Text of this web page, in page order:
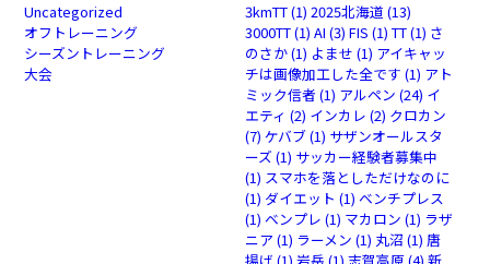
Uncategorized
オフトレーニング
シーズントレーニング
大会
3kmTT(1) 2025北海道 (13)
3000TT(1) AI (3) FIS (1) TT(1) さ
のさか(1) よませ (1) アイキャッ
チは画像加工した全です (1) アト
ミック信者 (1) アルペン (24) イ
エティ (2) インカレ (2) クロカン
(7) ケバブ(1) サザンオールスタ
ーズ (1) サッカー経験者募集中
(1) スマホを落としただけなのに
(1) ダイエット (1) ベンチプレス
(1) ベンプレ (1) マカロン (1) ラザ
ニア (1) ラーメン (1) 丸沼 (1) 唐